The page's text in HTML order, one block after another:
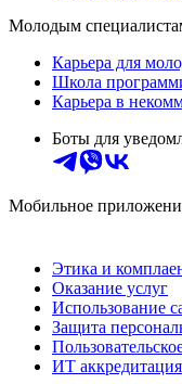
Молодым
Карьера для
Школа
Карьера в
Боты для
Мобильное
Этика и
Оказание услуг
Использование
Защита
ИТ аккредитация